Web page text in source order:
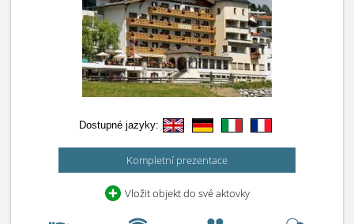
Dostupné jazyky:
Kompletní prezentace
Vložit objekt do své aktovky